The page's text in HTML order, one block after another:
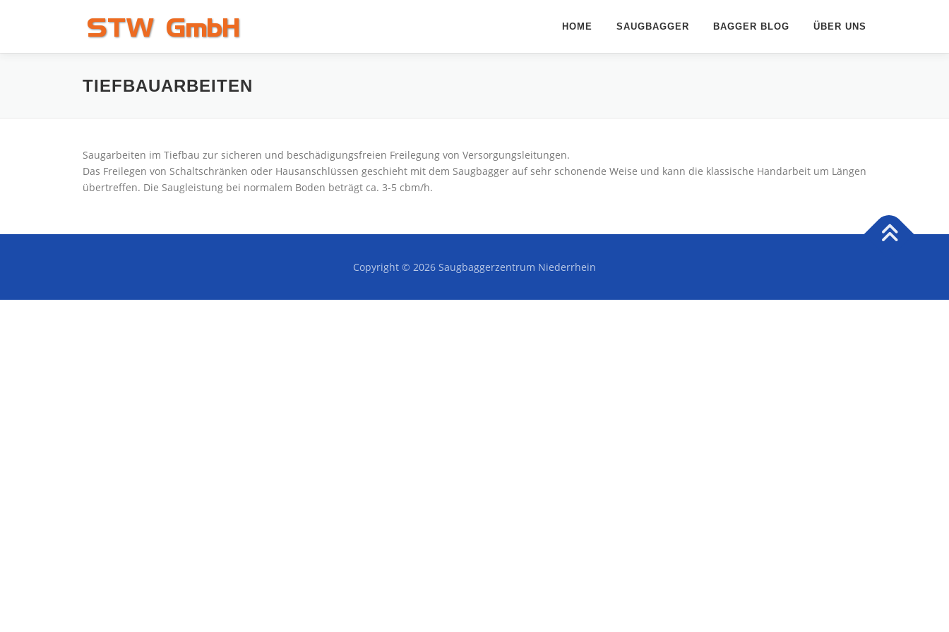
HOME SAUGBAGGER BAGGER BLOG ÜBER UNS
TIEFBAUARBEITEN
Saugarbeiten im Tiefbau zur sicheren und beschädigungsfreien Freilegung von Versorgungsleitungen.
Das Freilegen von Schaltschränken oder Hausanschlüssen geschieht mit dem Saugbagger auf sehr schonende Weise und kann die klassische Handarbeit um Längen
übertreffen. Die Saugleistung bei normalem Boden beträgt ca. 3-5 cbm/h.
Copyright © 2026 Saugbaggerzentrum Niederrhein